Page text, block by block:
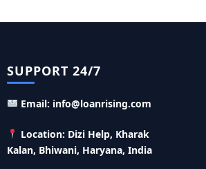
सिर्फ 4% लगेगा ब्याज
Online Apply: खुद का व्यवसाय शुरू
भी इस योजना से ले सकते है 25 लाख तक
35% की सब्सिडी
Yojana: गर्भवती महिलाओं
SUPPORT 24/7
Email: info@loanrising.com
Location: Dizi Help, Kharak
Kalan, Bhiwani, Haryana, India